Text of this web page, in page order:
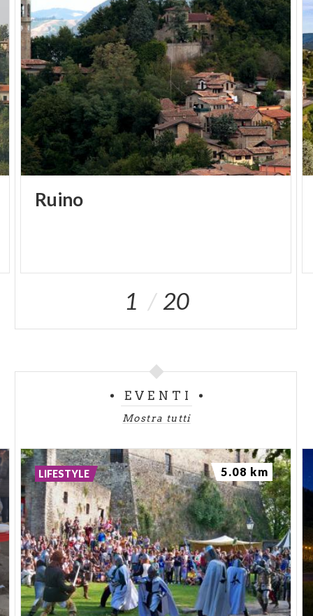
Ruino
1 20
EVENTI
Mostra tutti
LIFESTYLE 5.08 km